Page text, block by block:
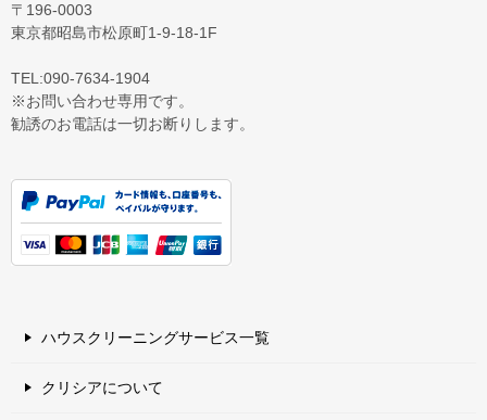
〒196-0003
東京都昭島市松原町1-9‐18‐1F
TEL:090-7634-1904
※お問い合わせ専用です。
勧誘のお電話は一切お断りします。
ハウスクリーニングサービス一覧
クリシアについて